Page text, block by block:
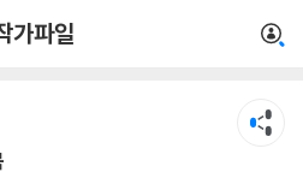
가파일
저자